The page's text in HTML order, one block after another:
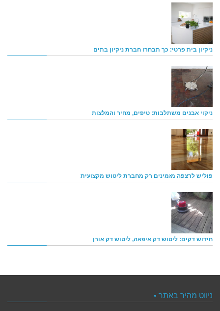
ניקיון בית פרטי: כך תבחרו חברת ניקיון בתים
ניקוי אבנים משתלבות: טיפים, מחיר והמלצות
פוליש לרצפה מזמינים רק מחברת ליטוש מקצועית
חידוש דקים: ליטוש דק איפאה, ליטוש דק אורן
ניווט מהיר באתר •